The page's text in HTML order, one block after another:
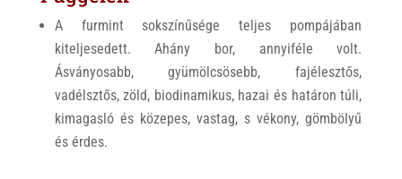
A furmint sokszínűsége teljes pompájában
kiteljesedett. Ahány bor, annyiféle volt.
Ásványosabb, gyümölcsösebb, fajélesztős,
vadélsztős, zöld, biodinamikus, hazai és határon túli,
kimagasló és közepes, vastag, s vékony, gömbölyű
és érdes.